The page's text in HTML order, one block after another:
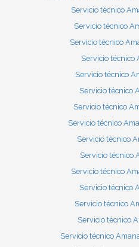
Servicio técnico
Servicio técnico
Servicio técnico
Servicio técnico
Servicio técnico
Servicio técnico
Servicio técnico
Servicio técnico
Servicio técnico
Servicio técnico
Servicio técnico
Servicio técnico
Servicio técnico
Servicio técnico
Servicio técnico